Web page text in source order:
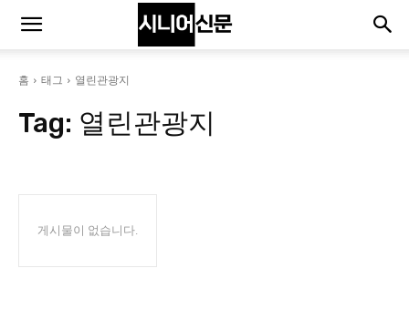
홈 태그 열린관광지
Tag: 열린관광지
게시물이 없습니다.